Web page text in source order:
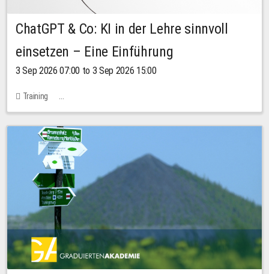
ChatGPT & Co: KI in der Lehre sinnvoll
einsetzen – Eine Einführung
3 Sep 2026 07:00 to 3 Sep 2026 15:00
Training
Bachstraße 18k - SR 102 (Seminarraum Servicestelle LehreLernen)